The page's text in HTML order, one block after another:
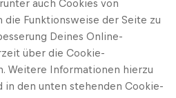
auch Cookies von
Funktionsweise der Seite zu
Deines Online-
über die Cookie-
Weitere Informationen hierzu
in den unten stehenden Cookie-